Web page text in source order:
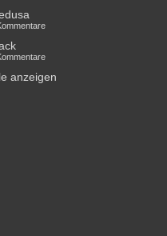
anzeigen